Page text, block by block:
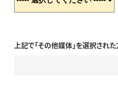
上記で「その他媒体」を選択され